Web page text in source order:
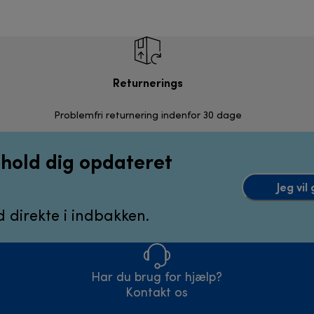
Returnerings
Problemfri returnering indenfor 30 dage
dig opdateret
direkte i indbakken.
Jeg
Har du brug for hjælp?
Kontakt os